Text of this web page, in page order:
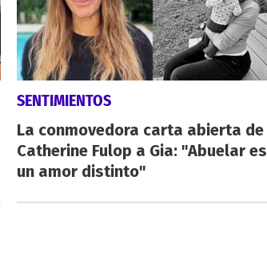
SENTIMIENTOS
La conmovedora carta abierta de
Catherine Fulop a Gia: "Abuelar es
un amor distinto"